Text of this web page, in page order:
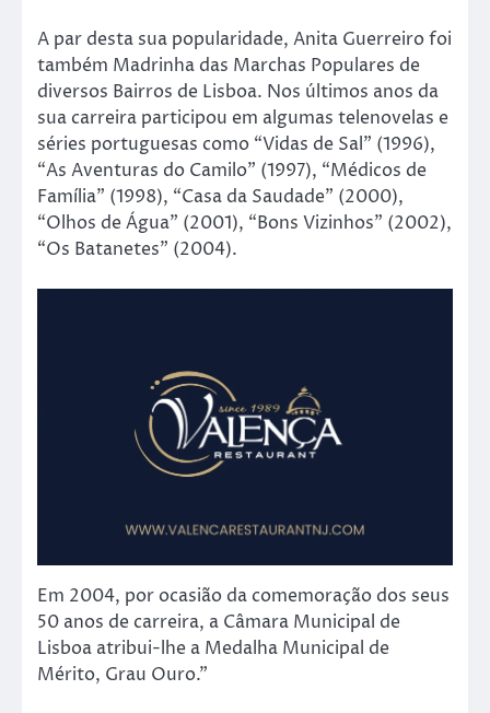
A par desta sua popularidade, Anita Guerreiro foi
também Madrinha das Marchas Populares de
diversos Bairros de Lisboa. Nos últimos anos da
sua carreira participou em algumas telenovelas e
séries portuguesas como “Vidas de Sal” (1996),
“As Aventuras do Camilo” (1997), “Médicos de
Família” (1998), “Casa da Saudade” (2000),
“Olhos de Água” (2001), “Bons Vizinhos” (2002),
“Os Batanetes” (2004).
Em 2004, por ocasião da comemoração dos seus
50 anos de carreira, a Câmara Municipal de
Lisboa atribui-lhe a Medalha Municipal de
Mérito, Grau Ouro.”